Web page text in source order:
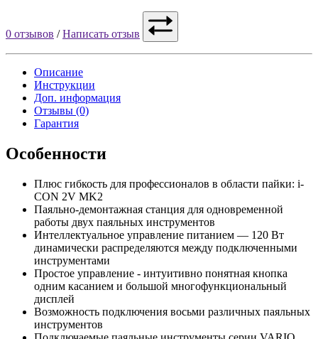
0 отзывов /Написать отзыв
Описание
Инструкции
Доп. информация
Отзывы (0)
Гарантия
Особенности
Плюс гибкость для профессионалов в области пайки: i-
CON 2V MK2
Паяльно-демонтажная станция для одновременной
работы двух паяльных инструментов
Интеллектуальное управление питанием — 120 Вт
динамически распределяются между подключенными
инструментами
Простое управление - интуитивно понятная кнопка
одним касанием и большой многофункциональный
дисплей
Возможность подключения восьми различных паяльных
инструментов